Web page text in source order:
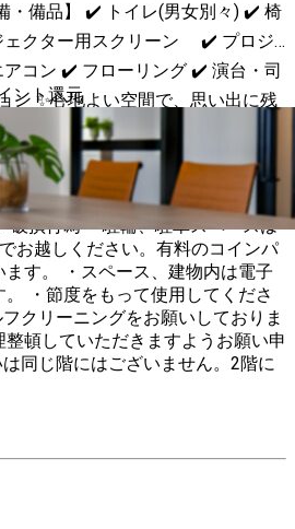
クター用スクリーン ✔️ プロジ
コン ✔️ フローリング ✔️ 演台・司
出に残
お早めに👍 ▼
め、下記の行為は禁止です。 ・
飴などの軽食程度であれば可能。
や共用部等）でタムロする・騒
破損行為 ・駐輪、駐車スペースは
お越しください。有料のコインパ
す。 ・スペース、建物内は電子
・節度をもって使用してくださ
整頓していただきますようお願い申
は同じ階にはございません。2階に
ント還元